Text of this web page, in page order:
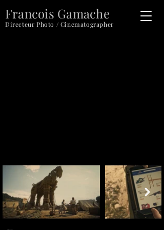
Francois Gamache
Directeur Photo / Cinematographer